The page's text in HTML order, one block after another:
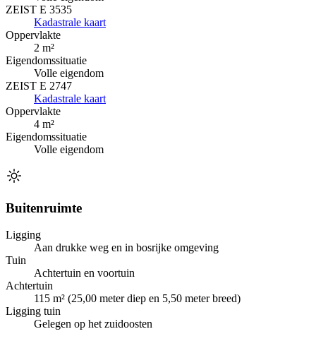
ZEIST E 3535
Kadastrale kaart
Oppervlakte
2 m²
Eigendomssituatie
Volle eigendom
ZEIST E 2747
Kadastrale kaart
Oppervlakte
4 m²
Eigendomssituatie
Volle eigendom
Buitenruimte
Ligging
Aan drukke weg en in bosrijke omgeving
Tuin
Achtertuin en voortuin
Achtertuin
115 m² (25,00 meter diep en 5,50 meter breed)
Ligging tuin
Gelegen op het zuidoosten